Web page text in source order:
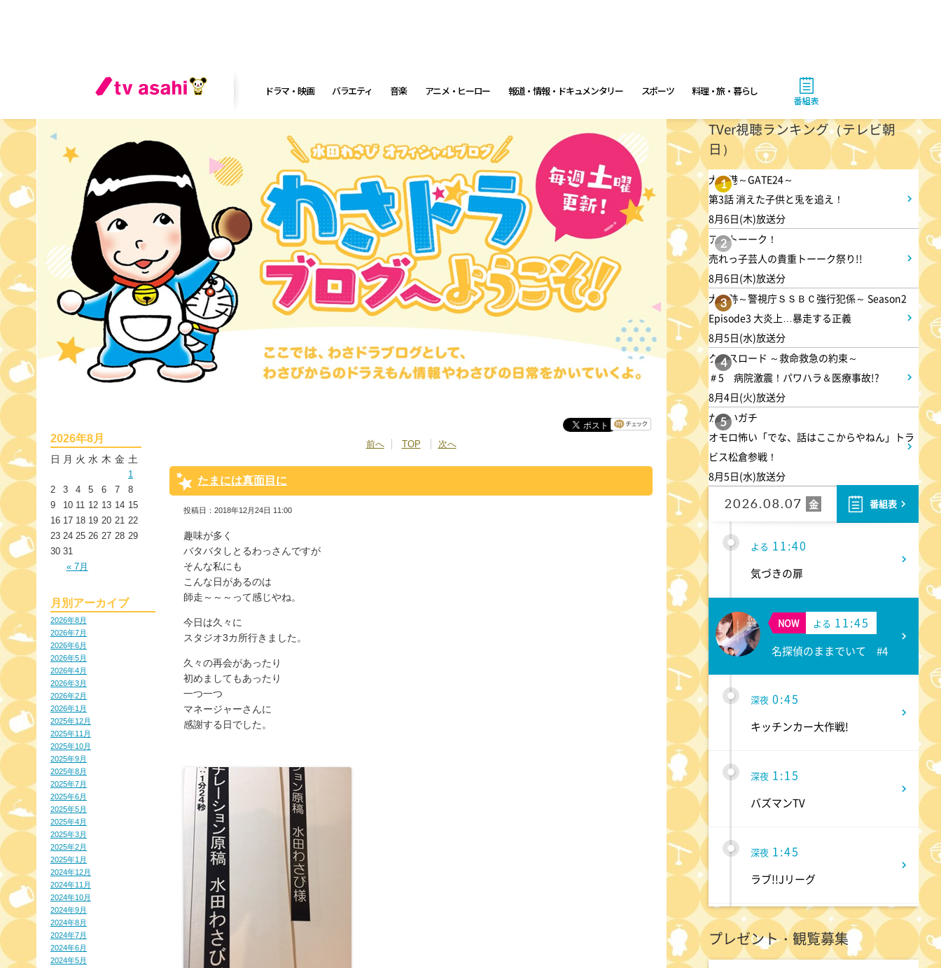
ドラマ・映画 バラエティ 音楽 アニメ・ヒーロー 報道・情報・ドキュメンタリー スポーツ 料理・旅・暮らし
番組表
2026年8月
日 月 火 水 木 金 土
1
2
3 4 5 6 7
8
9
10 11 12 13 14 15
16 17 18 19 20 21 22
23 24 25 26 27 28 29
30 31
« 7月
月別アーカイブ
2026年8月
2026年7月
2026年6月
2026年5月
2026年4月
2026年3月
2026年2月
2026年1月
2025年12月
2025年11月
2025年10月
2025年9月
2025年8月
2025年7月
2025年6月
2025年5月
2025年4月
2025年3月
2025年2月
2025年1月
2024年12月
2024年11月
2024年10月
2024年9月
2024年8月
2024年7月
2024年6月
2024年5月
前へ TOP 次へ
たまには真面目に
投稿日：2018年12月24日 11:00
趣味が多く
バタバタしとるわっさんですが
そんな私にも
こんな日があるのは
師走～～～って感じやね。
今日は久々に
スタジオ3カ所行きました。
久々の再会があったり
初めましてもあったり
一つ一つ
マネージャーさんに
感謝する日でした。
TVer視聴ランキング（テレビ朝
日）
1
大空港～GATE24～
第3話 消えた子供と兎を追え！
8月6日(木)放送分
2
アメトーーク！
売れっ子芸人の貴重トーーク祭り!!
8月6日(木)放送分
3
大追跡～警視庁ＳＳＢＣ強行犯係～ Season2
Episode3 大炎上…暴走する正義
8月5日(水)放送分
4
クロスロード ～救命救急の約束～
＃5 病院激震！パワハラ＆医療事故!?
8月4日(火)放送分
5
かまいガチ
オモロ怖い「でな、話はここからやねん」トラ
ビス松倉参戦！
8月5日(水)放送分
2026.08.07 金 番組表
プレゼンツアー
よる 8:54
私の幸福時間
よる 9:00
ミュージックステーション
10周年あいみょん、TMR、
HY…名曲続々!ATEEZがヒット
曲
よる 9:54
報道ステーション 台風13号
が沖縄直撃し停電・倒木も…来
週は15号が列島上陸へ
よる 11:10
熱闘甲子園 涙は、強さにな
る。
よる 11:40
気づきの扉
NOW よる 11:45
名探偵のままでいて #4
深夜 0:45
キッチンカー大作戦!
深夜 1:15
バズマンTV
深夜 1:45
ラブ!!Jリーグ
深夜 2:00
M:ZINE
プレゼント・観覧募集